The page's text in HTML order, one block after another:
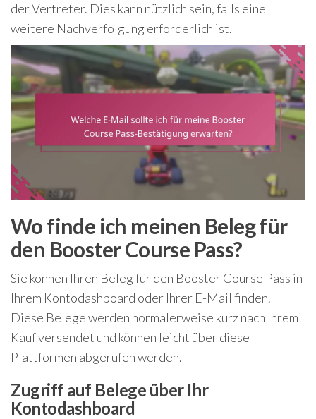
der Vertreter. Dies kann nützlich sein, falls eine
weitere Nachverfolgung erforderlich ist.
Wo finde ich meinen Beleg für
den Booster Course Pass?
Sie können Ihren Beleg für den Booster Course Pass in
Ihrem Kontodashboard oder Ihrer E-Mail finden.
Diese Belege werden normalerweise kurz nach Ihrem
Kauf versendet und können leicht über diese
Plattformen abgerufen werden.
Zugriff auf Belege über Ihr
Kontodashboard